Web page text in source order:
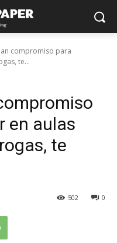
compromiso para
te...
en aulas
te
0
502